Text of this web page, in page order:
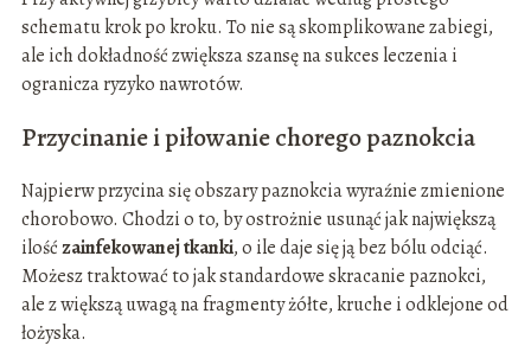
schematu krok po kroku. To nie są skomplikowane zabiegi,
ale ich dokładność zwiększa szansę na sukces leczenia i
ogranicza ryzyko nawrotów.
Przycinanie i piłowanie chorego paznokcia
Najpierw przycina się obszary paznokcia wyraźnie zmienione
chorobowo. Chodzi o to, by ostrożnie usunąć jak największą
ilośćzainfekowanej tkanki, o ile daje się ją bez bólu odciąć.
Możesz traktować to jak standardowe skracanie paznokci,
ale z większą uwagą na fragmenty żółte, kruche i odklejone od
łożyska.